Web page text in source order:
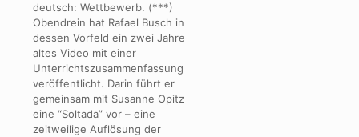
deutsch: Wettbewerb. (***)
Obendrein hat Rafael Busch in
dessen Vorfeld ein zwei Jahre
altes Video mit einer
Unterrichtszusammenfassung
veröffentlicht. Darin führt er
gemeinsam mit Susanne Opitz
eine “Soltada” vor – eine
zeitweilige Auflösung der